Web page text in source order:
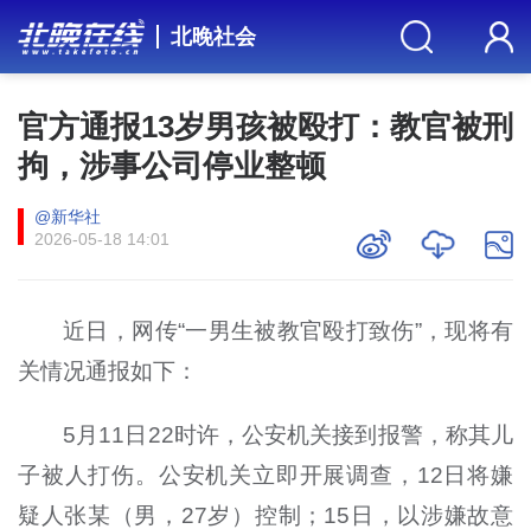
北晚社会
官方通报13岁男孩被殴打：教官被刑
拘，涉事公司停业整顿
@新华社
2026-05-18 14:01
近日，网传“一男生被教官殴打致伤”，现将有
关情况通报如下：
5月11日22时许，公安机关接到报警，称其儿
子被人打伤。公安机关立即开展调查，12日将嫌
疑人张某（男，27岁）控制；15日，以涉嫌故意